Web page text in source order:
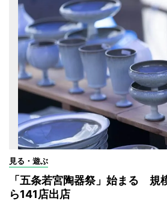
見る・遊ぶ
「五条若宮陶器祭」始まる 規
ら141店出店